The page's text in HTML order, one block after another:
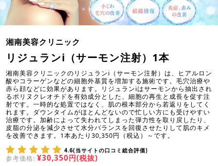
湘南美容クリニック
リジュランi（サーモン注射）1本
湘南美容クリニックのリジュランi（サーモン注射）は、ヒアルロン
酸やコラーゲンなどの細胞外基質を増加する施術です。毛穴治療や
赤ら顔などに効果があります。リジュランiはサーモンから抽出され
るポリヌクレオチドを有効成分とした、細胞の再生と成長を促す注
射です。一時的な処置ではなく、肌の根本部分から若返りをしてく
れます。ダウンタイムがほとんどないので忙しい方にも受けやすい
治療です。加齢によって失われてしまった弾力性を取り戻したり、
皮脂の分泌を減少させて水分バランスを回復させたりして肌のキメ
を改善できます。1本あたり30,350円（税込）～です。
4.6(当サイトの口コミ総合評価)
参考価格: ¥30,350円(税抜)